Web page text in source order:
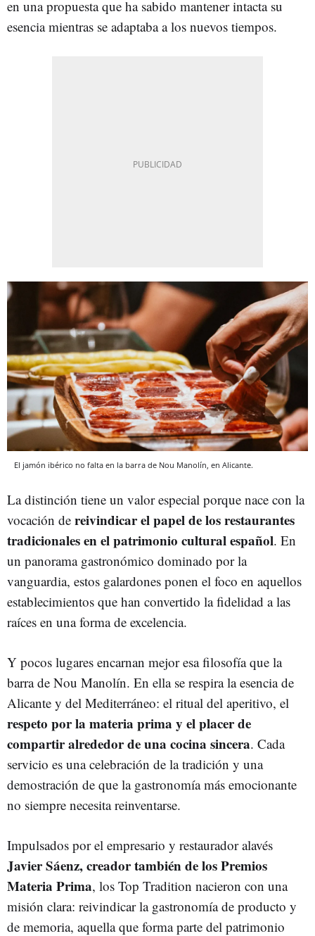
en una propuesta que ha sabido mantener intacta su
esencia mientras se adaptaba a los nuevos tiempos.
El jamón ibérico no falta en la barra de Nou Manolín, en Alicante.
La distinción tiene un valor especial porque nace con la
vocación de reivindicar el papel de los restaurantes
tradicionales en el patrimonio cultural español. En
un panorama gastronómico dominado por la
vanguardia, estos galardones ponen el foco en aquellos
establecimientos que han convertido la fidelidad a las
raíces en una forma de excelencia.
Y pocos lugares encarnan mejor esa filosofía que la
barra de Nou Manolín. En ella se respira la esencia de
Alicante y del Mediterráneo: el ritual del aperitivo, el
respeto por la materia prima y el placer de
compartir alrededor de una cocina sincera. Cada
servicio es una celebración de la tradición y una
demostración de que la gastronomía más emocionante
no siempre necesita reinventarse.
Impulsados por el empresario y restaurador alavés
Javier Sáenz, creador también de los Premios
Materia Prima, los Top Tradition nacieron con una
misión clara: reivindicar la gastronomía de producto y
de memoria, aquella que forma parte del patrimonio